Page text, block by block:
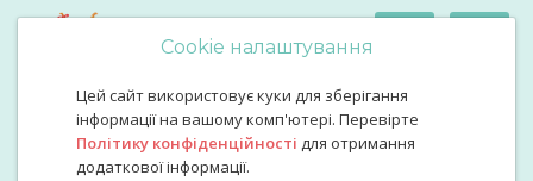
Cookie налаштування
Цей сайт використовує куки для зберігання
інформації на вашому комп'ютері. Перевірте
Політику конфіденційності для отримання
додаткової інформації.
Зимовий конверт на чорний флісі
Зимовий конверт на чорний
флісі